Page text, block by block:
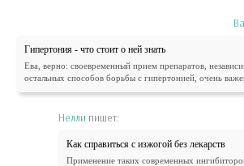
Гипертония - что стоит о ней знать
Ева, верно: своевременный прием препаратов,
остальных способов борьбы с гипертонией, очень
Нелли пишет:
Как справиться с изжогой без лекарств
Применение таких современных